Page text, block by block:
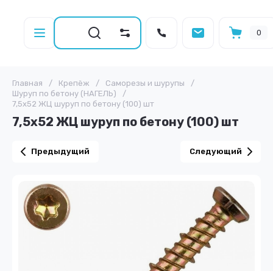
0
Главная / Крепёж / Саморезы и шурупы
/
Шуруп по бетону (НАГЕЛЬ)
/
7,5х52 ЖЦ шуруп по бетону (100) шт
7,5х52 ЖЦ шуруп по бетону (100) шт
Предыдущий Следующий